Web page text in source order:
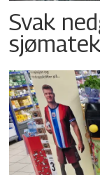
Svak